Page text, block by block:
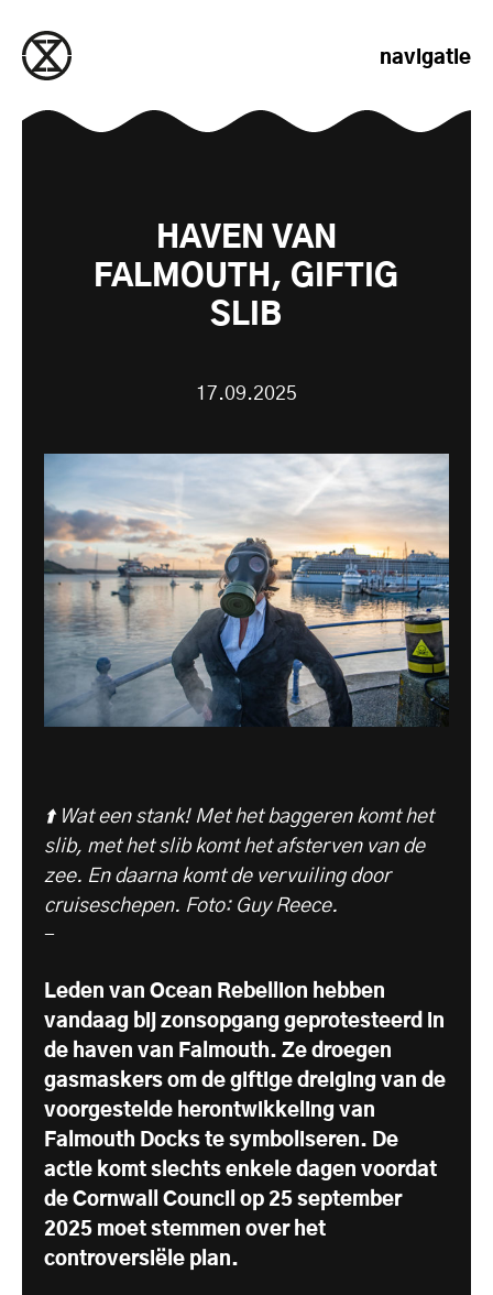
navigatie
HAVEN VAN
FALMOUTH, GIFTIG
SLIB
17.09.2025
⬆️ Wat een stank! Met het baggeren komt het
slib, met het slib komt het afsterven van de
zee. En daarna komt de vervuiling door
cruiseschepen. Foto: Guy Reece.
-
Leden van Ocean Rebellion hebben
vandaag bij zonsopgang geprotesteerd in
de haven van Falmouth. Ze droegen
gasmaskers om de giftige dreiging van de
voorgestelde herontwikkeling van
Falmouth Docks te symboliseren. De
actie komt slechts enkele dagen voordat
de Cornwall Council op 25 september
2025 moet stemmen over het
controversiële plan.